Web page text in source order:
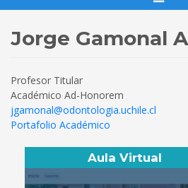
Jorge Gamonal
Profesor Titular
Académico Ad-Honorem
jgamonal@odontologia.uchile.cl
Portafolio Académico
Aula Virtual